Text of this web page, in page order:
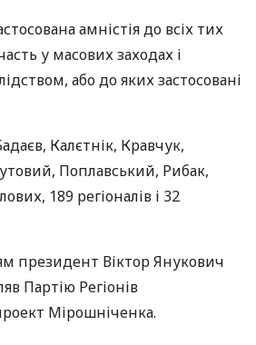
амністія до всіх тих
у масових заходах і
або до яких застосовані
Калєтнік, Кравчук,
Поплавський, Рибак,
189 регіоналів і 32
президент Віктор Янукович
Партію Регіонів
Мірошніченка.